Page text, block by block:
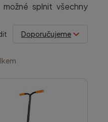
splnit všechny